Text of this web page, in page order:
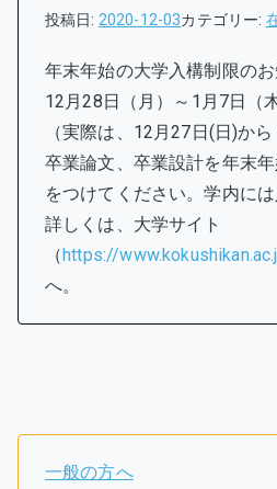
投稿日: 2020-12-03カテゴリー:
年末年始の大学入構制限のお
12月28日（月）～1月7日（
（実際は、12月27日(日)から
卒業論文、卒業設計を年末
をつけてください。学内には
詳しくは、大学サイト
（ https://
へ。
一般の方へ